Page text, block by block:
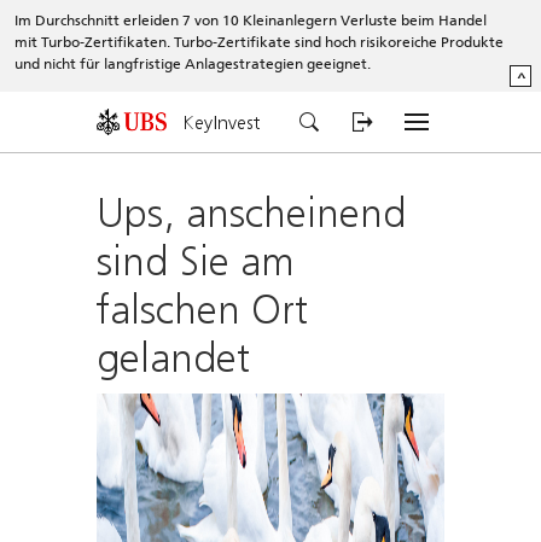
Im Durchschnitt erleiden 7 von 10 Kleinanlegern Verluste beim Handel
mit Turbo-Zertifikaten. Turbo-Zertifikate sind hoch risikoreiche Produkte
und nicht für langfristige Anlagestrategien geeignet.
^
KeyInvest
Ups, anscheinend
sind Sie am
falschen Ort
gelandet